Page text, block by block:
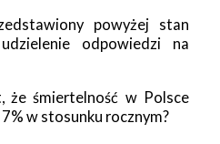
powyżej stan
odpowiedzi na
że śmiertelność w Polsce
w stosunku rocznym?